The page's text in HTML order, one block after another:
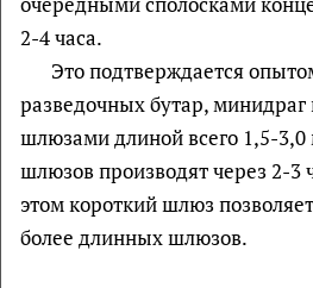
2-4 часа.
Это подтверждается
разведочных бутар,
шлюзами длиной всего 1,5-3,0
шлюзов производят через 2-3
этом короткий шлюз
более длинных шлюзов.